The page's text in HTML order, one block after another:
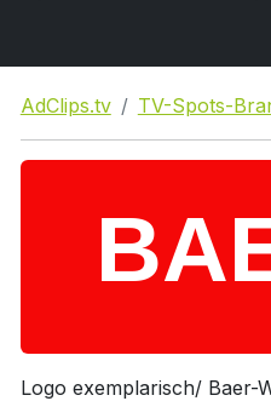
AdClips.tv TV-Spots-
Logo exemplarisch/ Baer-